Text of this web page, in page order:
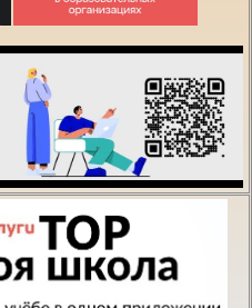
о проблеме